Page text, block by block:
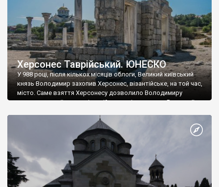
Херсонес Таврійський. ЮНЕСКО
У 988 році, після кількох місяців облоги, Великий київський
князь Володимир захопив Херсонес, візантійське, на той час,
місто. Саме взяття Херсонесу дозволило Володимиру
диктувати свої умови візантійському імператору Василю ІІ, та
Херсонесі Володимир-язичник, став Василем-християнином.
А потім було Хрещення Русі. На честь Херсонесу Таврійського